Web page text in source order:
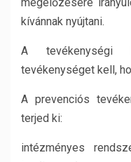
kívánnak nyújtani.
A tevékenységi
tevékenységet kell,
A prevenciós
terjed ki:
intézményes